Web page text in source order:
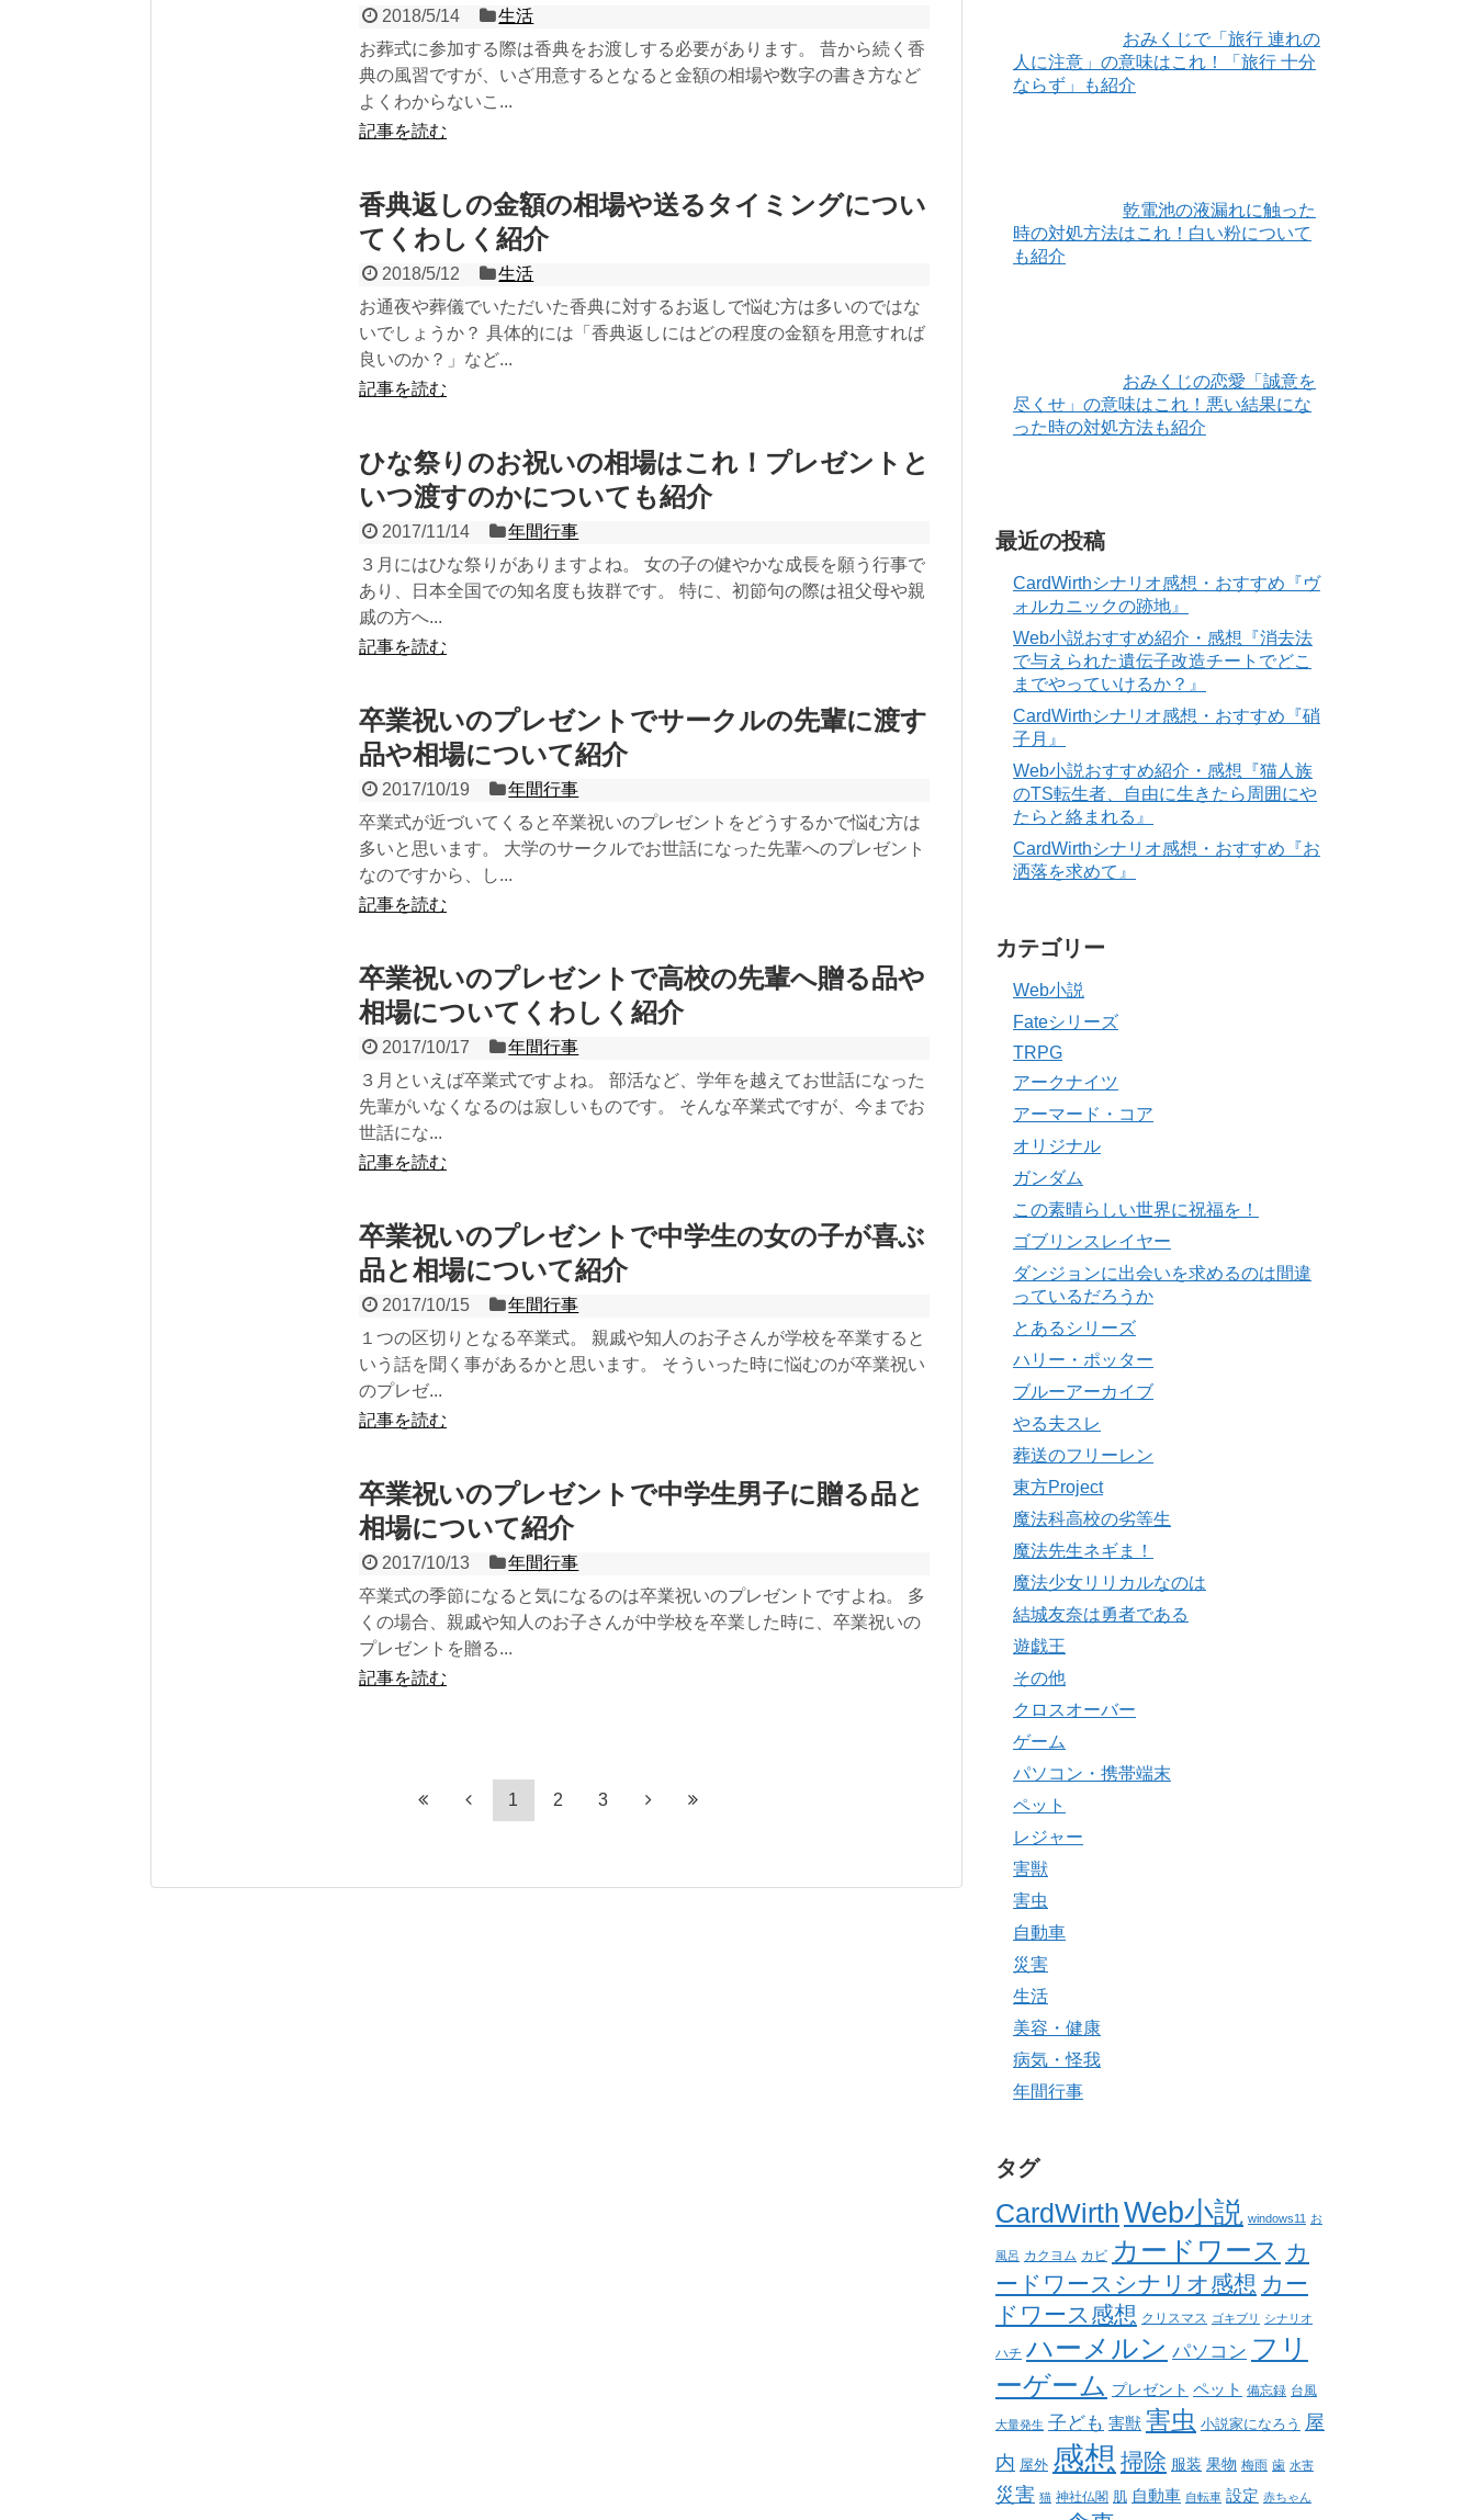
2018/5/14
生活
お葬式に参加する際は香典をお渡しする必要があります。 昔から続く香
典の風習ですが、いざ用意するとなると金額の相場や数字の書き方など
よくわからないこ...
記事を読む
香典返しの金額の相場や送るタイミングについ
てくわしく紹介
2018/5/12
生活
お通夜や葬儀でいただいた香典に対するお返しで悩む方は多いのではな
いでしょうか？ 具体的には「香典返しにはどの程度の金額を用意すれば
良いのか？」など...
記事を読む
ひな祭りのお祝いの相場はこれ！プレゼントと
いつ渡すのかについても紹介
2017/11/14
年間行事
３月にはひな祭りがありますよね。 女の子の健やかな成長を願う行事で
あり、日本全国での知名度も抜群です。 特に、初節句の際は祖父母や親
戚の方へ...
記事を読む
卒業祝いのプレゼントでサークルの先輩に渡す
品や相場について紹介
2017/10/19
年間行事
卒業式が近づいてくると卒業祝いのプレゼントをどうするかで悩む方は
多いと思います。 大学のサークルでお世話になった先輩へのプレゼント
なのですから、し...
記事を読む
卒業祝いのプレゼントで高校の先輩へ贈る品や
相場についてくわしく紹介
2017/10/17
年間行事
３月といえば卒業式ですよね。 部活など、学年を越えてお世話になった
先輩がいなくなるのは寂しいものです。 そんな卒業式ですが、今までお
世話にな...
記事を読む
卒業祝いのプレゼントで中学生の女の子が喜ぶ
品と相場について紹介
2017/10/15
年間行事
１つの区切りとなる卒業式。 親戚や知人のお子さんが学校を卒業すると
いう話を聞く事があるかと思います。 そういった時に悩むのが卒業祝い
のプレゼ...
記事を読む
卒業祝いのプレゼントで中学生男子に贈る品と
相場について紹介
2017/10/13
年間行事
卒業式の季節になると気になるのは卒業祝いのプレゼントですよね。 多
くの場合、親戚や知人のお子さんが中学校を卒業した時に、卒業祝いの
プレゼントを贈る...
記事を読む
1 2 3
おみくじで「旅行 連れの
人に注意」の意味はこれ！「旅行 十分
ならず」も紹介
乾電池の液漏れに触った
時の対処方法はこれ！白い粉について
も紹介
おみくじの恋愛「誠意を
尽くせ」の意味はこれ！悪い結果にな
った時の対処方法も紹介
最近の投稿
CardWirthシナリオ感想・おすすめ『ヴ
ォルカニックの跡地』
Web小説おすすめ紹介・感想『消去法
で与えられた遺伝子改造チートでどこ
までやっていけるか？』
CardWirthシナリオ感想・おすすめ『硝
子月』
Web小説おすすめ紹介・感想『猫人族
のTS転生者、自由に生きたら周囲にや
たらと絡まれる』
CardWirthシナリオ感想・おすすめ『お
洒落を求めて』
カテゴリー
Web小説
Fateシリーズ
TRPG
アークナイツ
アーマード・コア
オリジナル
ガンダム
この素晴らしい世界に祝福を！
ゴブリンスレイヤー
ダンジョンに出会いを求めるのは間違
っているだろうか
とあるシリーズ
ハリー・ポッター
ブルーアーカイブ
やる夫スレ
葬送のフリーレン
東方Project
魔法科高校の劣等生
魔法先生ネギま！
魔法少女リリカルなのは
結城友奈は勇者である
遊戯王
その他
クロスオーバー
ゲーム
パソコン・携帯端末
ペット
レジャー
害獣
害虫
自動車
災害
生活
美容・健康
病気・怪我
年間行事
タグ
CardWirthWeb小説 windows11 お
風呂 カクヨム カビ カードワース カ
ードワースシナリオ感想 カー
ドワース感想 クリスマス ゴキブリ シナリオ
ハチ ハーメルン パソコン フリ
ーゲーム プレゼント ペット 備忘録 台風
大量発生 子ども 害獣 害虫 小説家になろう 屋
内 屋外 感想 掃除 服装 果物 梅雨 歯 水害
災害 猫 神社仏閣 肌 自動車 自転車 設定 赤ちゃん